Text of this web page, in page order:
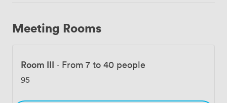
Das Restaurant lässt sich übrigens auch exklusiv für Ihre
praktisch vor unserer Haustür, und zum Terminal sind es
nur wenige Schritte. Diese einzigartige Lage macht
Meeting Rooms
Room III · From 7 to 40 people
95